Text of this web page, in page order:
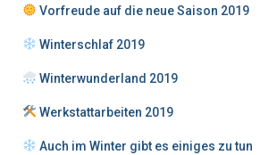
Vorfreude auf die neue Saison 2019
Winterschlaf 2019
Winterwunderland 2019
Werkstattarbeiten 2019
Auch im Winter gibt es einiges zu tun